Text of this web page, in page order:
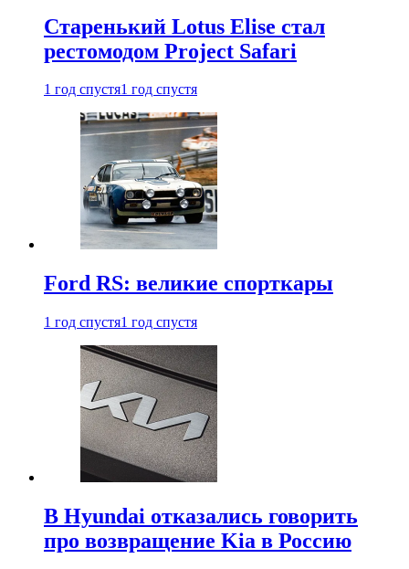
Старенький Lotus Elise стал
рестомодом Project Safari
1 год спустя1 год спустя
Ford RS: великие спорткары
1 год спустя1 год спустя
В Hyundai отказались говорить
про возвращение Kia в Россию